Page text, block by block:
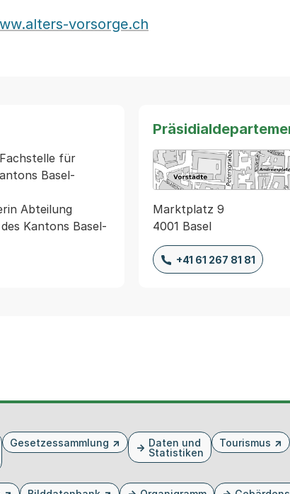
vorsorge.ch
für
Basel-
Abteilung
Kantons Basel-
Marktplatz 9
4001 Basel
+41 61 267 81 81
Gesetzessammlung
Daten und
Statistiken
Tourismus